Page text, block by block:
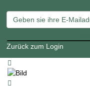
Zurück zum Login